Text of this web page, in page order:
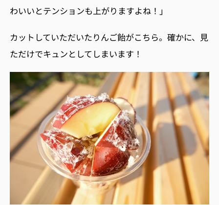
わいいとテンションも上がりますよね！」
カットしていただいたりんご飴がこちら。確かに、見
ただけでキュンとしてしまいます！